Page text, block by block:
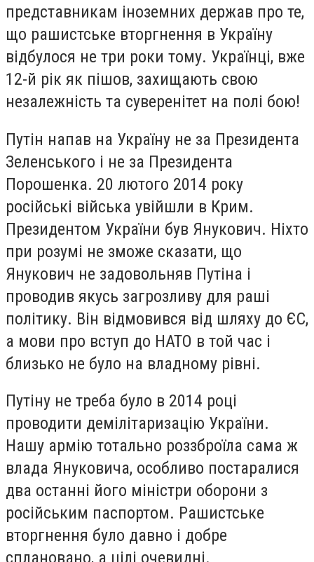
представникам іноземних держав про те,
що рашистське вторгнення в Україну
відбулося не три роки тому. Українці, вже
12-й рік як пішов, захищають свою
незалежність та суверенітет на полі бою!
Путін напав на Україну не за Президента
Зеленського і не за Президента
Порошенка. 20 лютого 2014 року
російські війська увійшли в Крим.
Президентом України був Янукович. Ніхто
при розумі не зможе сказати, що
Янукович не задовольняв Путіна і
проводив якусь загрозливу для раші
політику. Він відмовився від шляху до ЄС,
а мови про вступ до НАТО в той час і
близько не було на владному рівні.
Путіну не треба було в 2014 році
проводити демілітаризацію України.
Нашу армію тотально роззброїла сама ж
влада Януковича, особливо постаралися
два останні його міністри оборони з
російським паспортом. Рашистське
вторгнення було давно і добре
сплановано, а цілі очевидні.